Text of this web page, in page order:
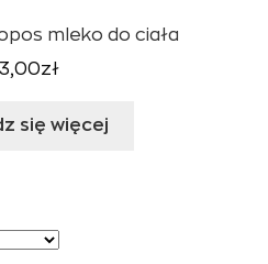
mleko do ciała
zł
się więcej